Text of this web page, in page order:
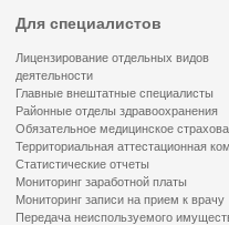
Для специалистов
Лицензирование отдельных видов
деятельности
Главные внештатные специалисты
Районные отделы здравоохранения
Обязательное медицинское
Территориальная аттестационная
Статистические отчеты
Мониторинг заработной платы
Мониторинг записи на прием к врачу
Передача неиспользуемого